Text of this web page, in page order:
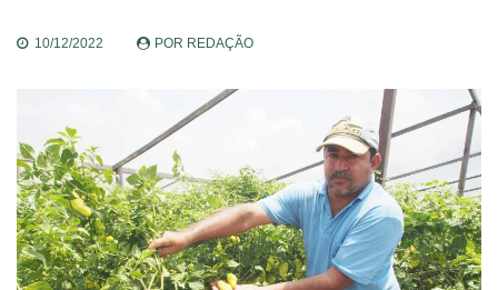
10/12/2022 POR REDAÇÃO